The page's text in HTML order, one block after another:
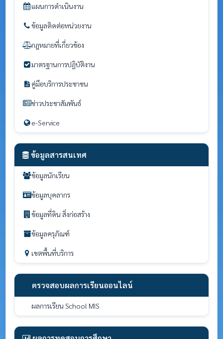
แผนการดำเนินงาน
ข้อมูลติดต่อหน่วยงาน
กฎหมายที่เกี่ยวข้อง
มาตรฐานการปฏิบัติงาน
คู่มือบริการประชาชน
ข่าวประชาสัมพันธ์
e-Service
ข้อมูลสารสนเทศ
ข้อมูลนักเรียน
ข้อมูลบุคลากร
ข้อมูลที่ดิน สิ่งก่อสร้าง
ข้อมูลครุภัณฑ์
เขตพื้นที่บริการ
ตรวจสอบผลการเรียนออนไลน์
ผลการเรียน School MIS